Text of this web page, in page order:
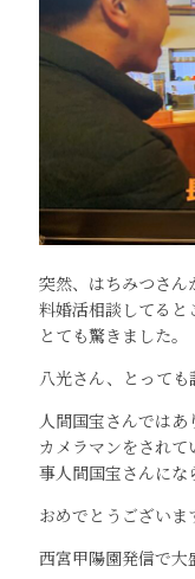
突然、はちみつさん
料婚活相談してると
とても驚きました。
八光さん、とっても
人間国宝さんでは
カメラマンをされて
事人間国宝さんにな
おめでとうございま
西宮甲陽園発信で大